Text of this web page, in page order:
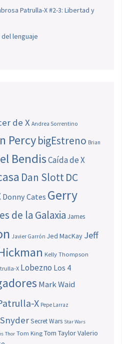
Patrulla-X #2-3: Libertad y
del lenguaje
de X Andrea Sorrentino
PercybigEstreno Brian
BendisCaída de X
Dan SlottDC
Donny Cates Gerry
de la Galaxia James
Javier Garrón Jed MacKay Jeff
Kelly Thompson
X Lobezno Los 4
Mark Waid
X Pepe Larraz
Secret Wars Star Wars
Thor Tom King Tom TaylorValerio